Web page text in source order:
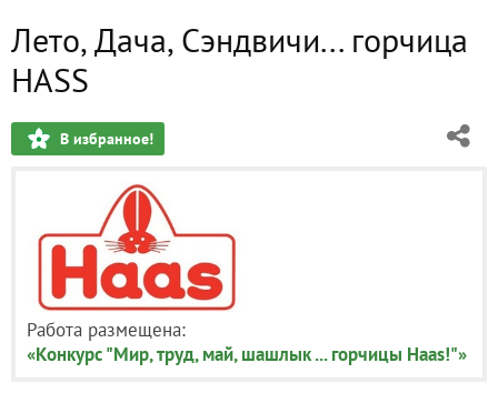
Лето, Дача, Сэндвичи... горчица
HASS
В избранное!
Работа размещена:
«Конкурс "Мир, труд, май, шашлык ... горчицы Haas!"»